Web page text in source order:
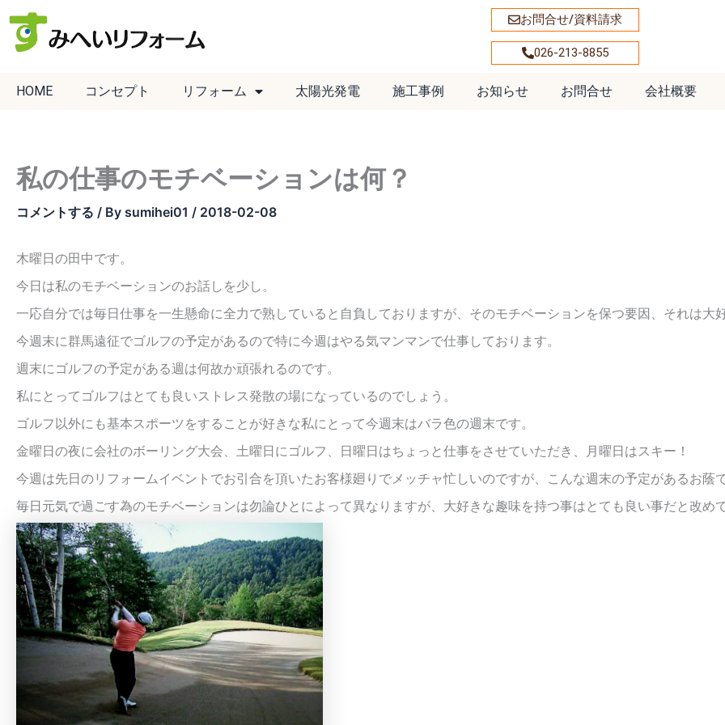
お問合せ/資料請求
026-213-8855
HOME コンセプト リフォーム 太陽光発電 施工事例 お知らせ お問合せ 会社概要
私の仕事のモチベーションは何？
コメントする / By sumihei01 / 2018-02-08
木曜日の田中です。
今日は私のモチベーションのお話しを少し。
一応自分では毎日仕事を一生懸命に全力で熟していると自負しておりますが、そのモチベーションを保つ要因、それは大
今週末に群馬遠征でゴルフの予定があるので特に今週はやる気マンマンで仕事しております。
週末にゴルフの予定がある週は何故か頑張れるのです。
私にとってゴルフはとても良いストレス発散の場になっているのでしょう。
ゴルフ以外にも基本スポーツをすることが好きな私にとって今週末はバラ色の週末です。
金曜日の夜に会社のボーリング大会、土曜日にゴルフ、日曜日はちょっと仕事をさせていただき、月曜日はスキー！
今週は先日のリフォームイベントでお引合を頂いたお客様廻りでメッチャ忙しいのですが、こんな週末の予定があるお蔭
毎日元気で過ごす為のモチベーションは勿論ひとによって異なりますが、大好きな趣味を持つ事はとても良い事だと改め